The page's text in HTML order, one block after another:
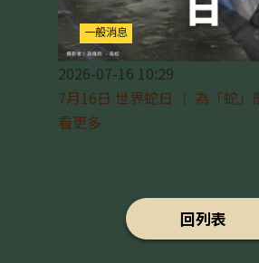
一般消息
2026-07-16 10:29
7月16日 世界蛇日 ｜ 為「蛇」
看更多
回列表